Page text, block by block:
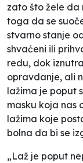
zato što žele da
toga da se
stvarno stanje
shvaćeni ili
redu, dok
opravdanje, ali
lažima je poput
masku koja nas
lažima koje
bolna da bi se
„Laž je poput